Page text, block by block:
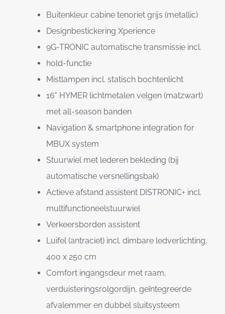
Buitenkleur cabine tenoriet grijs (metallic)
Designbestickering Xperience
9G-TRONIC automatische transmissie incl.
hold-functie
Mistlampen incl. statisch bochtenlicht
16" HYMER lichtmetalen velgen (matzwart)
met all-season banden
Navigation & smartphone integration for
MBUX system
Stuurwiel met lederen bekleding (bij
automatische versnellingsbak)
Actieve afstand assistent DISTRONIC+ incl.
multifunctioneelstuurwiel
Verkeersborden assistent
Luifel (antraciet) incl. dimbare ledverlichting,
400 x 250 cm
Comfort ingangsdeur met raam,
verduisteringsrolgordijn, geïntegreerde
afvalemmer en dubbel sluitsysteem